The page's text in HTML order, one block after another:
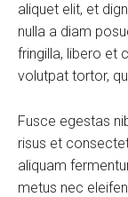
aliquet elit, et
nulla a diam
fringilla, libero et
volutpat tortor,
Fusce egestas
risus et
aliquam
metus nec